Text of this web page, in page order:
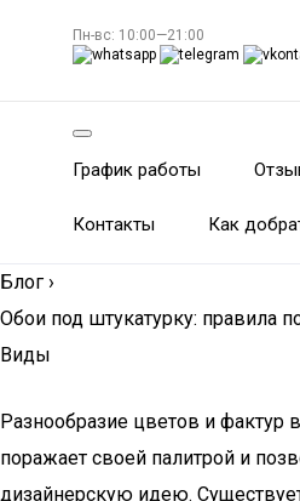
Пн-вс: 10:00—21:00
График работы
Контакты Как
Блог ›
Обои под штукатурку: правила
Виды
Разнообразие цветов и фактур
поражает своей палитрой и
дизайнерскую идею.